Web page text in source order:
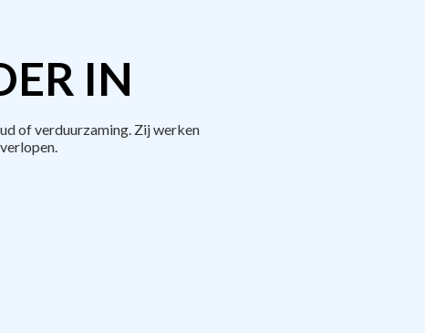
IN
of verduurzaming. Zij werken